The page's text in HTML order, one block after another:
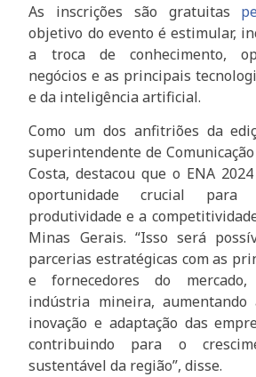
As inscrições são gratuitas
objetivo do evento é estimular,
a troca de conhecimento,
negócios e as principais
e da inteligência artificial.
Como um dos anfitriões da
superintendente de Comunicação
Costa, destacou que o ENA
oportunidade crucial para
produtividade e a
Minas Gerais. “Isso será
parcerias estratégicas com as
e fornecedores do
indústria mineira, aumentando
inovação e adaptação das
contribuindo para o
sustentável da região”, disse.